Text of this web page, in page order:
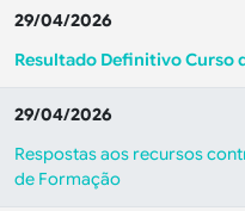
29/04/2026
Resultado Definitivo Curso
29/04/2026
Respostas aos recursos
de Formação